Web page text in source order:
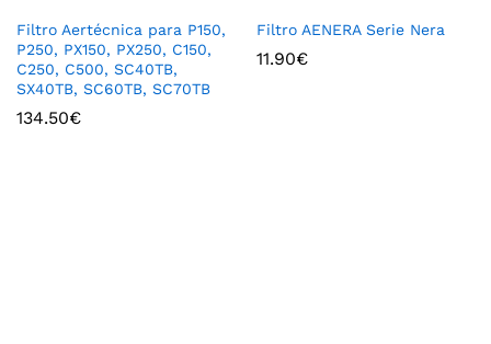
Filtro Aertécnica para P150,
P250, PX150, PX250, C150,
C250, C500, SC40TB,
SX40TB, SC60TB, SC70TB
134.50€
Filtro AENERA Serie Nera
11.90€